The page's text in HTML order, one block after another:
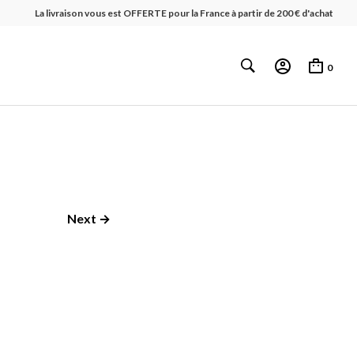
La livraison vous est OFFERTE pour la France à partir de 200 € d'achat
0
Next →